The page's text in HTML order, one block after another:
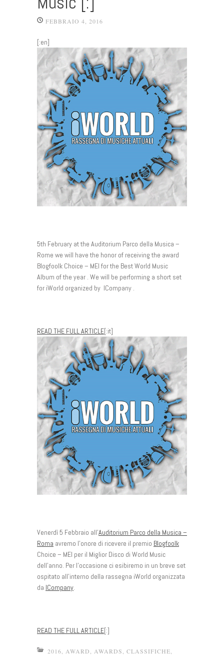
FEBBRAIO 4, 2016
[:en]
5th February at the Auditorium Parco della Musica –
Rome we will have the honor of receiving the award
Blogfoolk Choice – MEI for the Best World Music
Album of the year . We will be performing a short set
for iWorld organized by ICompany .
READ THE FULL ARTICLE[:it]
Venerdì 5 Febbraio all’Auditorium Parco della Musica –
Roma avremo l’onore di ricevere il premio Blogfoolk
Choice – MEI per il Miglior Disco di World Music
dell’anno. Per l’occasione ci esibiremo in un breve set
ospitato all’interno della rassegna iWorld organizzata
da ICompany.
READ THE FULL ARTICLE[:]
2016, AWARD, AWARDS, CLASSIFICHE,